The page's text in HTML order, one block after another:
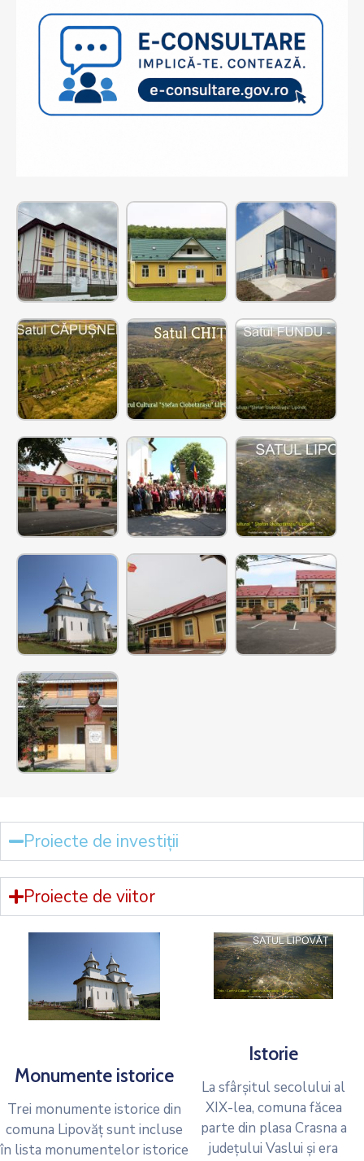
Proiecte de investiții
Proiecte de viitor
Monumente istorice
Trei monumente istorice din
comuna Lipovăț sunt incluse
în lista monumentelor istorice
Istorie
La sfârșitul secolului al
XIX-lea, comuna făcea
parte din plasa Crasna a
județului Vaslui și era